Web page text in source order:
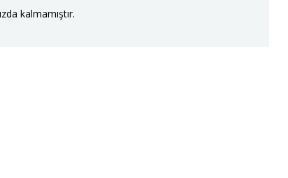
kalmamıştır.